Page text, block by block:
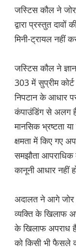
जस्टिस कौल ने
द्वारा प्रस्तुत
मिनी-ट्रायल नहीं
जस्टिस कौल ने
303 में सुप्रीम
निपटान के आधार
कंपाउंडिंग से अलग
मानसिक भ्रष्टता या
क्षमता में किए गए
समझौता आपराधिक
कानूनी आधार नहीं
अदालत ने आगे जोर
व्यक्ति के खिलाफ
के खिलाफ अपराध
को किसी भी फैसले